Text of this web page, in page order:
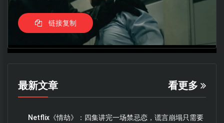
链接复制
最新文章 看更多
Netflix《情劫》：四集讲完一场禁忌恋，谎言崩塌只需要